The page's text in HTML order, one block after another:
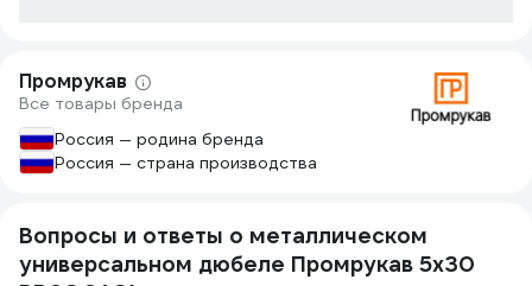
Промрукав
Все товары бренда
Россия — родина бренда
Россия — страна производства
Вопросы и ответы о металлическом
универсальном дюбеле Промрукав 5x30